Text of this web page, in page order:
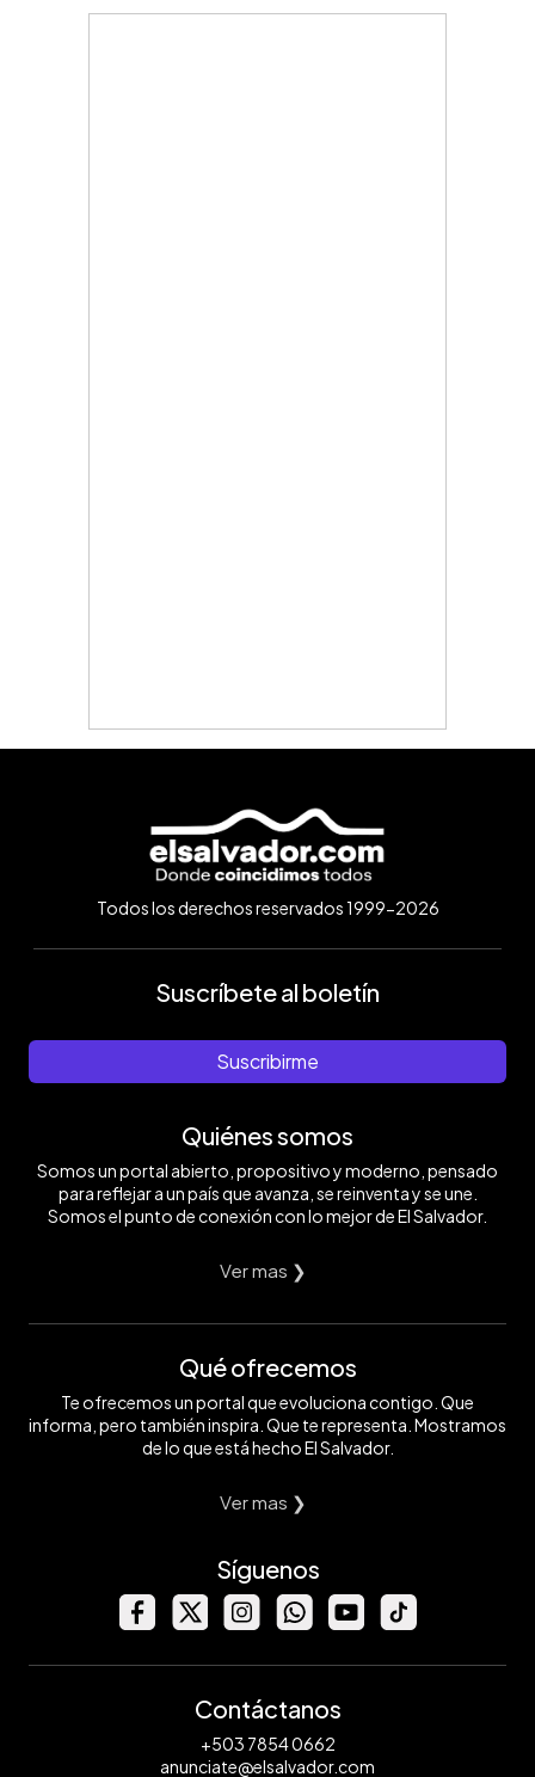
Todos los derechos reservados 1999-2026
Suscríbete al boletín
Suscribirme
Quiénes somos
Somos un portal abierto, propositivo y moderno, pensado
para reflejar a un país que avanza, se reinventa y se une.
Somos el punto de conexión con lo mejor de El Salvador.
Ver mas ❯
Qué ofrecemos
Te ofrecemos un portal que evoluciona contigo. Que
informa, pero también inspira. Que te representa. Mostramos
de lo que está hecho El Salvador.
Ver mas ❯
Síguenos
Contáctanos
+503 7854 0662
anunciate@elsalvador.com